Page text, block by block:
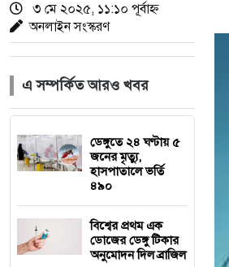
৩ মে ২০২৫, ১১:১০ পূর্বাহ্ন
অনলাইন সংস্করণ
এ সম্পর্কিত আরও খবর
ডেঙ্গুতে ২৪ ঘণ্টায় ৫
জনের মৃত্যু,
হাসপাতালে ভর্তি
৪৯০
বিশ্বের প্রথম এক
ডোজের ডেঙ্গু টিকার
অনুমোদন দিল ব্রাজিল